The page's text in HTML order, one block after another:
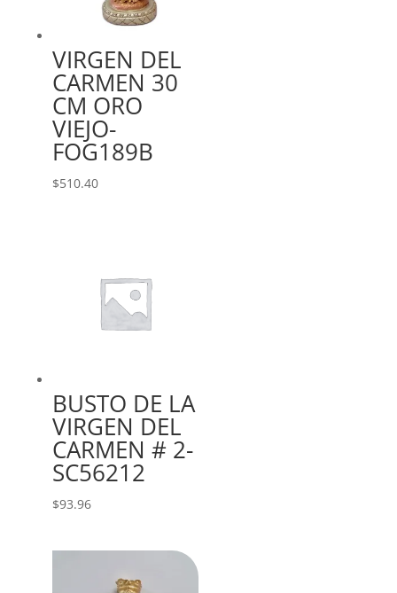
VIRGEN DEL
CARMEN 30
CM ORO
VIEJO-
FOG189B
$510.40
BUSTO DE LA
VIRGEN DEL
CARMEN # 2-
SC56212
$93.96